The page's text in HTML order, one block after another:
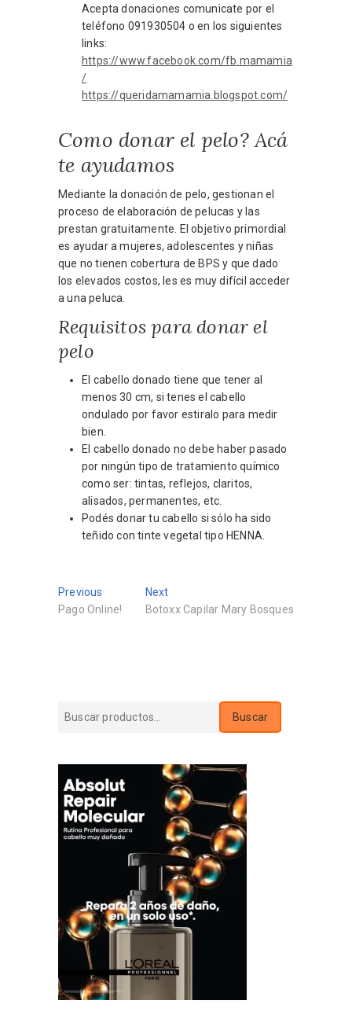
Acepta donaciones comunicate por el
teléfono 091930504 o en los siguientes
links:
https://www.facebook.com/fb.mamamia
/
https://queridamamamia.blogspot.com/
Como donar el pelo? Acá
te ayudamos
Mediante la donación de pelo, gestionan el
proceso de elaboración de pelucas y las
prestan gratuitamente. El objetivo primordial
es ayudar a mujeres, adolescentes y niñas
que no tienen cobertura de BPS y que dado
los elevados costos, les es muy difícil acceder
a una peluca.
Requisitos para donar el
pelo
El cabello donado tiene que tener al
menos 30 cm, si tenes el cabello
ondulado por favor estiralo para medir
bien.
El cabello donado no debe haber pasado
por ningún tipo de tratamiento químico
como ser: tintas, reflejos, claritos,
alisados, permanentes, etc.
Podés donar tu cabello si sólo ha sido
teñido con tinte vegetal tipo HENNA.
Navegación
de
Previous Previous
post:
Pago Online!
NextNext
post:
Botoxx Capilar Mary Bosques
Buscar